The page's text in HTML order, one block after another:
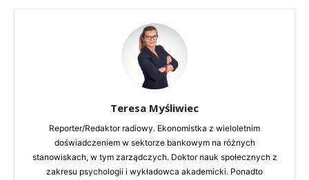
Teresa Myśliwiec
Reporter/Redaktor radiowy. Ekonomistka z
wieloletnim doświadczeniem w sektorze bankowym
na różnych stanowiskach, w tym zarządczych.
wykładowca akademicki. Ponadto dyplomowany
coach i doradca zawodowy.
Teresa Myśliwiec
Reporter/Redaktor radiowy. Ekonomistka z wieloletnim
doświadczeniem w sektorze bankowym na różnych
stanowiskach, w tym zarządczych. Doktor nauk społecznych z
zakresu psychologii i wykładowca akademicki. Ponadto